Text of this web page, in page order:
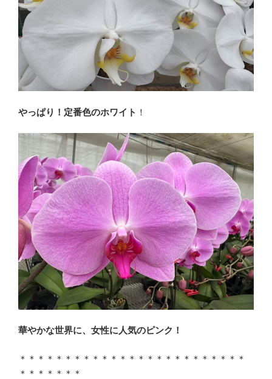
やっぱり！定番色のホワイト ！
華やかな世界に、女性に人気のピンク！
＊＊＊＊＊＊＊＊＊＊＊＊＊＊＊＊＊＊＊＊＊＊＊＊＊
＊＊＊＊＊＊＊